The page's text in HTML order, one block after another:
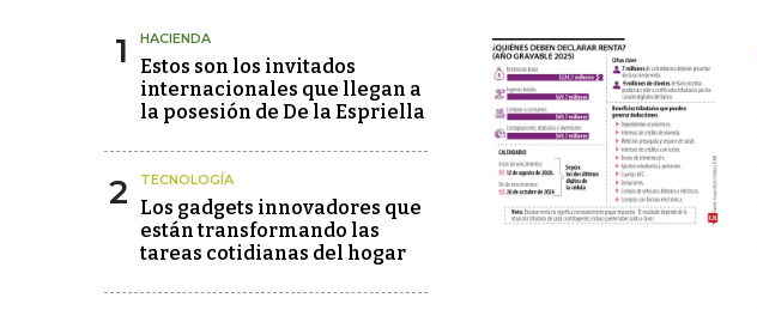
1 HACIENDA
Estos son los invitados
internacionales que llegan a
la posesión de De la Espriella
2 TECNOLOGÍA
Los gadgets innovadores que
están transformando las
tareas cotidianas del hogar